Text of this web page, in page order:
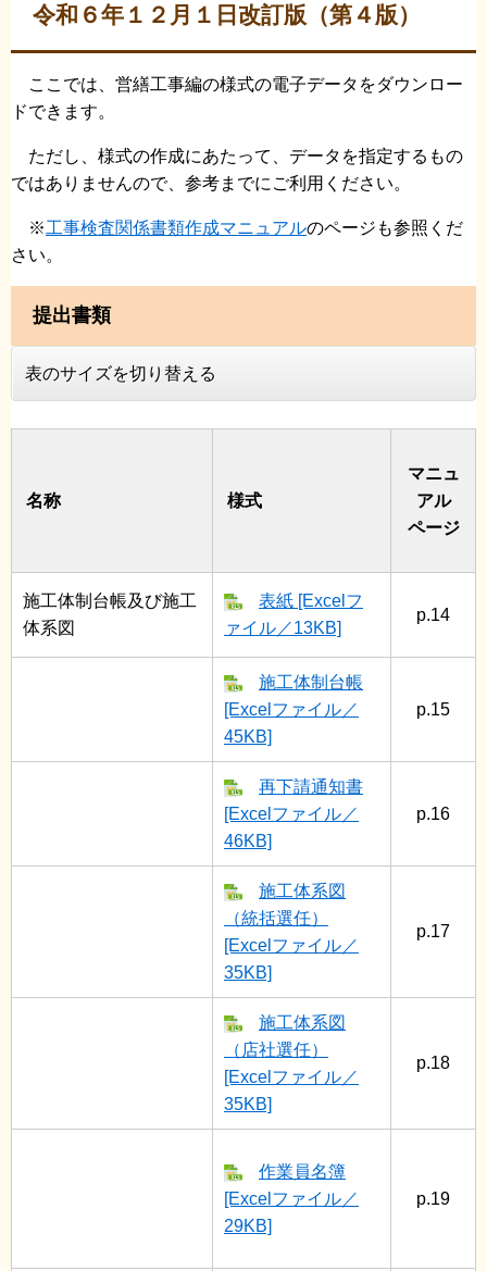
令和６年１２月１日改訂版（第４版）
ここでは、営繕工事編の様式の電子データをダウンロー
ドできます。
ただし、様式の作成にあたって、データを指定するもの
ではありませんので、参考までにご利用ください。
※工事検査関係書類作成マニュアルのページも参照くだ
さい。
提出書類
表のサイズを切り替える
名称 様式
マニュ
アル
ページ
施工体制台帳及び施工
体系図
表紙 [Excelフ
ァイル／13KB]
p.14
施工体制台帳
[Excelファイル／
45KB]
p.15
再下請通知書
[Excelファイル／
46KB]
p.16
施工体系図
（統括選任）
[Excelファイル／
35KB]
p.17
施工体系図
（店社選任）
[Excelファイル／
35KB]
p.18
作業員名簿
[Excelファイル／
29KB]
p.19